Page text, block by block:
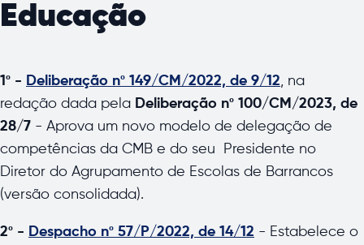
Educação
1º - Deliberação nº 149/CM/2022, de 9/12, na
redação dada pela Deliberação nº 100/CM/2023, de
28/7 - Aprova um novo modelo de delegação de
competências da CMB e do seu Presidente no
Diretor do Agrupamento de Escolas de Barrancos
(versão consolidada).
2º - Despacho nº 57/P/2022, de 14/12 - Estabelece o